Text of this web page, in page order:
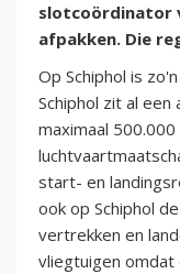
slotcoördinator
afpakken. Die
Op Schiphol is
Schiphol zit al
maximaal
start- en
ook op Schiphol
vertrekken en
vliegtuigen